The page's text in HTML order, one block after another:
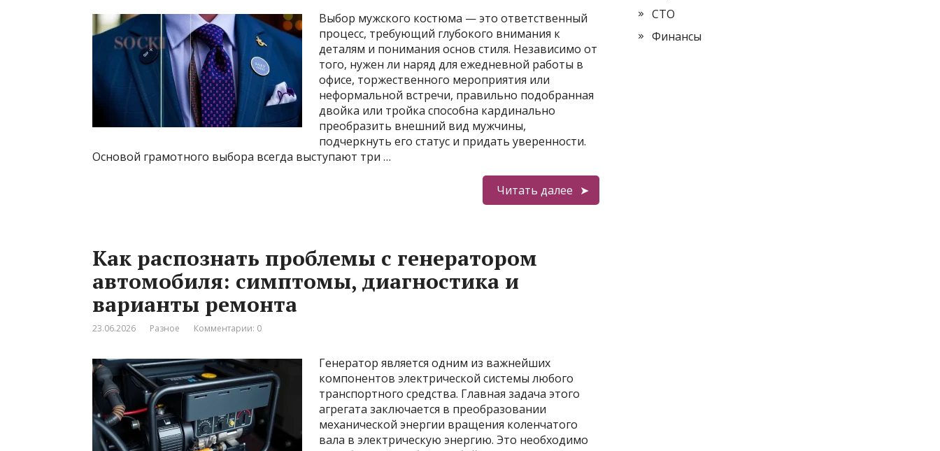
Выбор мужского костюма — это ответственный
процесс, требующий глубокого внимания к
деталям и понимания основ стиля. Независимо от
того, нужен ли наряд для ежедневной работы в
офисе, торжественного мероприятия или
неформальной встречи, правильно подобранная
двойка или тройка способна кардинально
преобразить внешний вид мужчины,
подчеркнуть его статус и придать уверенности.
Основой грамотного выбора всегда выступают три …
Читать далее
Как распознать проблемы с генератором
автомобиля: симптомы, диагностика и
варианты ремонта
23.06.2026 Разное Комментарии: 0
Генератор является одним из важнейших
компонентов электрической системы любого
транспортного средства. Главная задача этого
агрегата заключается в преобразовании
механической энергии вращения коленчатого
вала в электрическую энергию. Это необходимо
СТО
Финансы